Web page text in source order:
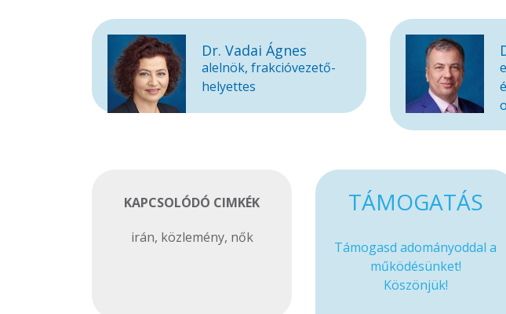
Dr. Vadai Ágnes
alelnök, frakcióvezető-
helyettes
KAPCSOLÓDÓ CIMKÉK
irán, közlemény, nők
TÁMOGATÁS
Támogasd adományoddal a
működésünket!
Köszönjük!